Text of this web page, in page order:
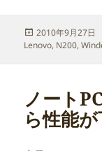
投
稿
2010年9月27日
Lenovo, N200,
ノート
ら性能